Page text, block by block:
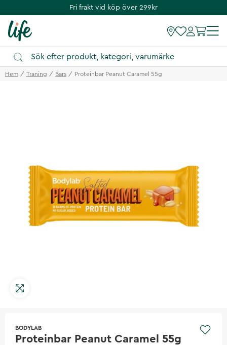
Fri frakt vid köp över 299kr
Hem Traning Bars Proteinbar Peanut Caramel 55g
BODYLAB
Proteinbar Peanut Caramel 55g